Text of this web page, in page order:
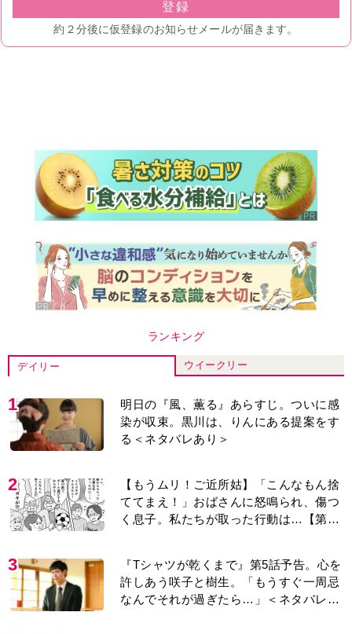
ランキング
デイリー ウイークリー
1
明日の『風、薫る』あらすじ。ついに感
染が収束。黒川は、りんにある提案をす
る＜ネタバレあり＞
2
【もうムリ！ご近所姑】「こんなもん捨
ててまえ！」おばさんに怒鳴られ、傷つ
く息子。私たちが取った行動は…【第3
3
『Tシャツが乾くまで』第5話予告。心を
許しあう咲子と樹生。「もうすぐ一周忌
なんでそれが過ぎたら…」＜ネタバレあ